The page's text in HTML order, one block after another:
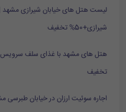
لیست هتل های خیابان شیرازی مشهد
شیرازی+50% تخفیف
تخفیف
اجاره سوئیت ارزان در خیابان طبرسی مشهد